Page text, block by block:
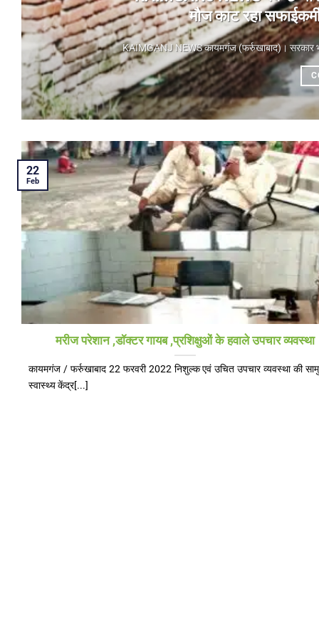
मौज काट रहा
KAIMGANJ NEWS कायमगंज (फर्रुखाबाद)। ​सरकार
मरीज परेशान ,डॉक्टर गायब ,प्रशिक्षुओं के हवाले उपचार व्यवस्था
कायमगंज / फर्रुखाबाद 22 फरवरी 2022 निशुल्क एवं उचित उपचार व्यवस्था की
स्वास्थ्य केंद्र[...]
22
Feb